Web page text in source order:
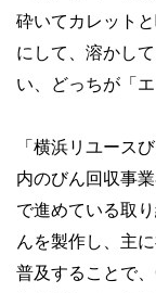
砕いてカレット
にして、溶かし
い、どっちが「
「横浜リユース
内のびん回収事
で進めている取
んを製作し、主
普及することで